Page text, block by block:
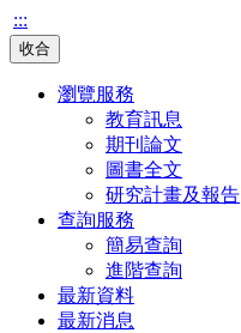
:::
收合
瀏覽服務
教育訊息
期刊論文
圖書全文
研究計畫及報告
查詢服務
簡易查詢
進階查詢
最新資料
最新消息